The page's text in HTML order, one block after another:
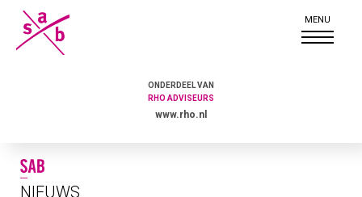
ONDERDEEL VAN
RHO ADVISEURS
www.rho.nl
NIEUWS